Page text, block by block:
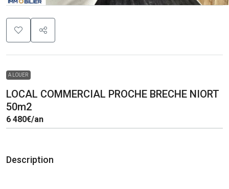
A LOUER
LOCAL COMMERCIAL PROCHE BRECHE NIORT
50m2
6 480€/an
Description